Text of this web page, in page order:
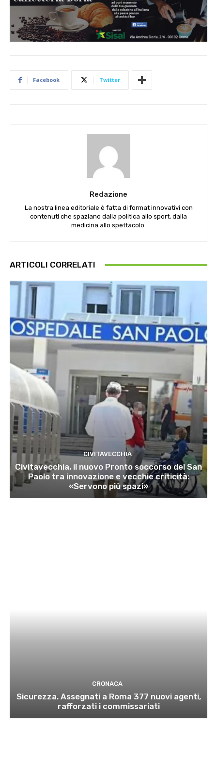
Facebook Twitter
Redazione
La nostra linea editoriale è fatta di format innovativi con
contenuti che spaziano dalla politica allo sport, dalla
medicina allo spettacolo.
ARTICOLI CORRELATI
CIVITAVECCHIA
Civitavecchia, il nuovo Pronto soccorso del San
Paolo tra innovazione e vecchie criticità:
«Servono più spazi»
CRONACA
Sicurezza. Assegnati a Roma 377 nuovi agenti,
rafforzati i commissariati